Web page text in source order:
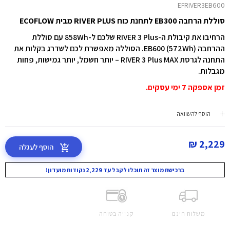
EFRIVER3EB600
סוללת הרחבה EB300 לתחנת כוח RIVER PLUS מבית ECOFLOW
הרחיבו את קיבולת ה-
RIVER
3 Plus שלכם ל-858Wh עם סוללת
ההרחבה EB600 (572Wh). הסוללה מאפשרת לכם לשדרג בקלות את
התחנה לגרסת
RIVER3 PlusMAX
– יותר חשמל, יותר גמישות, פחות
מגבלות.
זמן אספקה 7 ימי עסקים.
הוסף להשוואה
2,229 ₪ הוסף לעגלה
ברכישת מוצר זה תוכלו לקבל עד 2,229 נקודות מועדון!
משלוח חינם קנייה בטוחה